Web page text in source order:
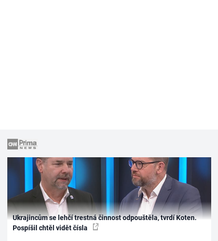
Ukrajincům se lehčí trestná činnost odpouštěla, tvrdí Koten.
Pospíšil chtěl vidět čísla